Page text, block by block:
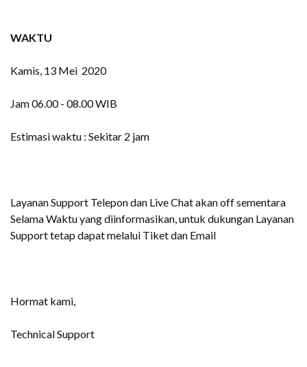
WAKTU
Kamis, 13 Mei 2020
Jam 06.00 - 08.00 WIB
Estimasi waktu : Sekitar 2 jam
Layanan Support Telepon dan Live Chat akan off sementara
Selama Waktu yang diinformasikan, untuk dukungan Layanan
Support tetap dapat melalui Tiket dan Email
Hormat kami,
Technical Support